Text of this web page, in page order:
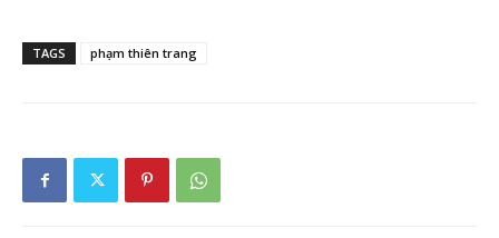
TAGS phạm thiên trang